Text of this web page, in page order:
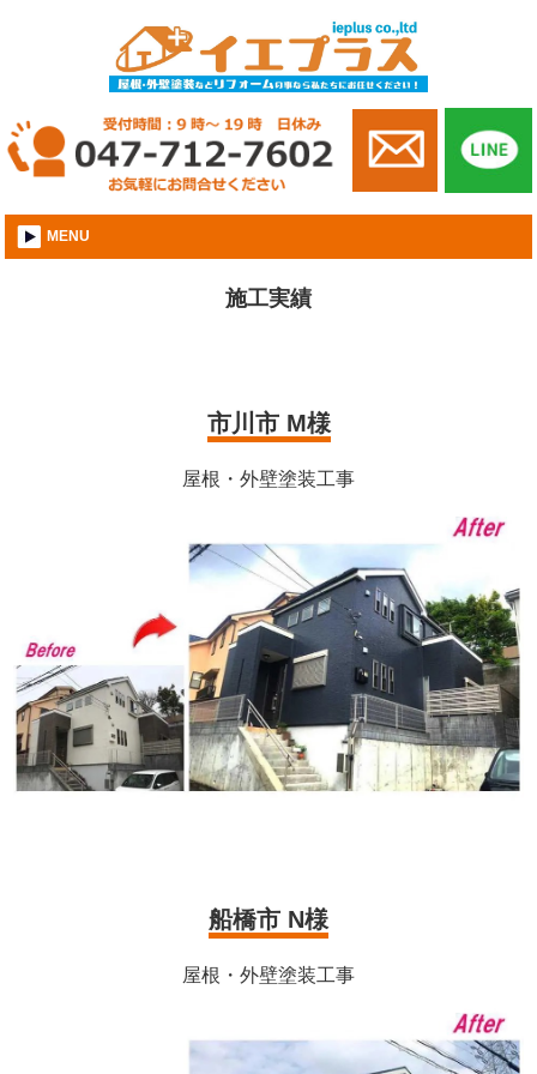
MENU
施工実績
市川市 M様
屋根・外壁塗装工事
船橋市 N様
屋根・外壁塗装工事